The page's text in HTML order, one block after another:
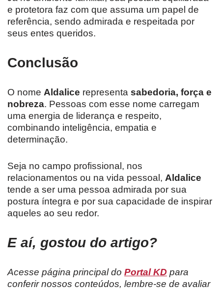
e protetora faz com que assuma um papel de
referência, sendo admirada e respeitada por
seus entes queridos.
Conclusão
O nome Aldalice representa sabedoria, força e
nobreza. Pessoas com esse nome carregam
uma energia de liderança e respeito,
combinando inteligência, empatia e
determinação.
Seja no campo profissional, nos
relacionamentos ou na vida pessoal, Aldalice
tende a ser uma pessoa admirada por sua
postura íntegra e por sua capacidade de inspirar
aqueles ao seu redor.
E aí, gostou do artigo?
Acesse página principal do Portal KD para
conferir nossos conteúdos, lembre-se de avaliar